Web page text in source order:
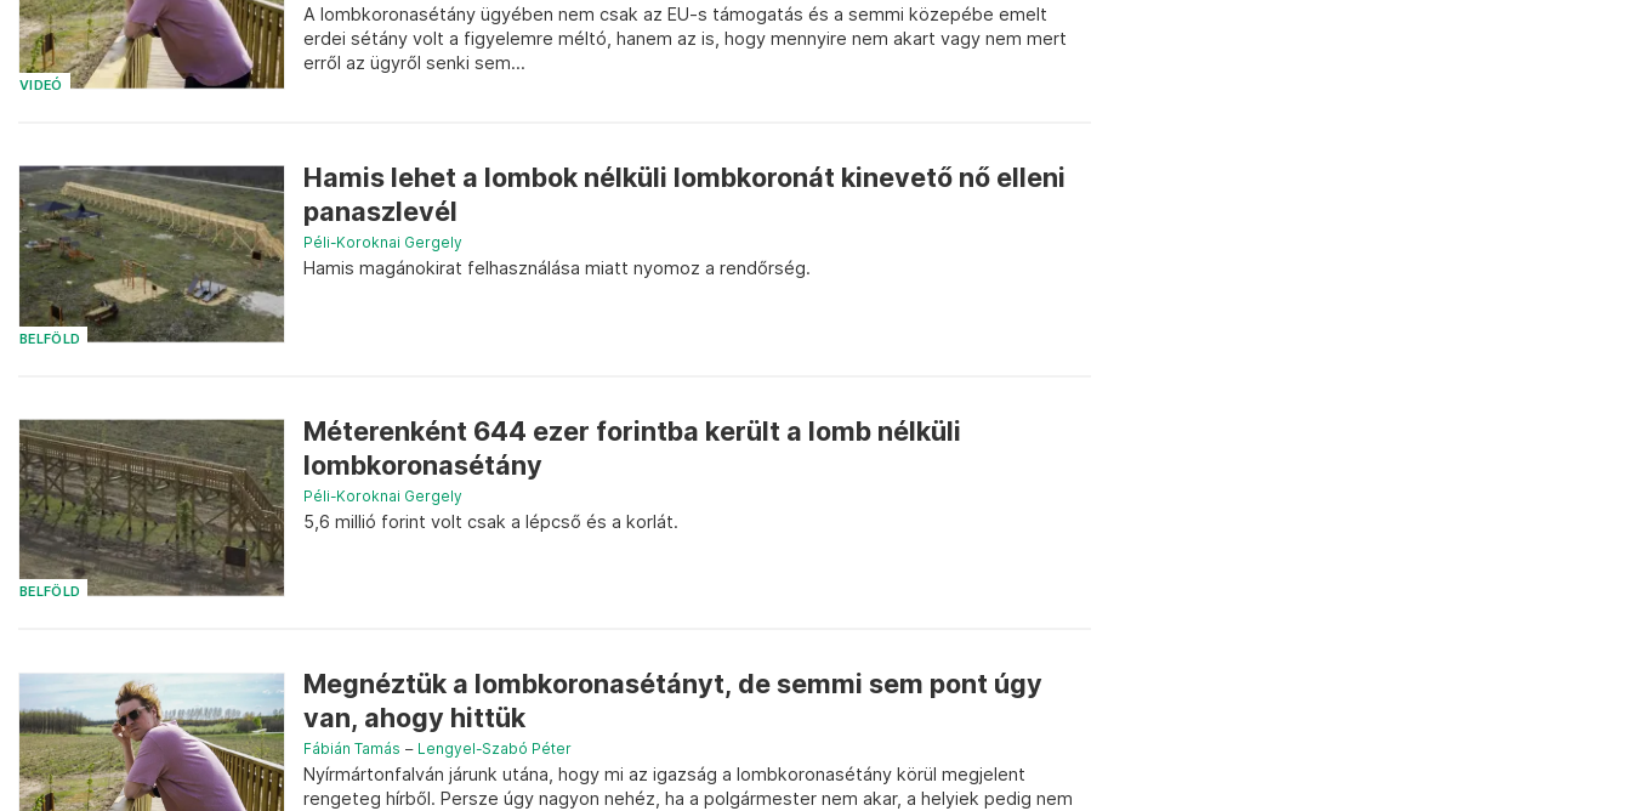
VIDEÓ
A lombkoronasétány ügyében nem csak az EU-s támogatás és a semmi közepébe emelt
erdei sétány volt a figyelemre méltó, hanem az is, hogy mennyire nem akart vagy nem mert
erről az ügyről senki sem...
BELFÖLD
Hamis lehet a lombok nélküli lombkoronát kinevető nő elleni
panaszlevél
Péli-Koroknai Gergely
Hamis magánokirat felhasználása miatt nyomoz a rendőrség.
BELFÖLD
Méterenként 644 ezer forintba került a lomb nélküli
lombkoronasétány
Péli-Koroknai Gergely
5,6 millió forint volt csak a lépcső és a korlát.
Megnéztük a lombkoronasétányt, de semmi sem pont úgy
van, ahogy hittük
Fábián Tamás – Lengyel-Szabó Péter
Nyírmártonfalván járunk utána, hogy mi az igazság a lombkoronasétány körül megjelent
rengeteg hírből. Persze úgy nagyon nehéz, ha a polgármester nem akar, a helyiek pedig nem